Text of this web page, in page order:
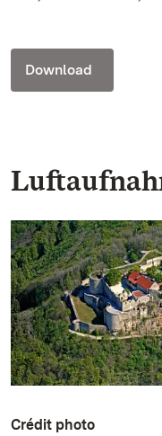
Download
Crédit photo